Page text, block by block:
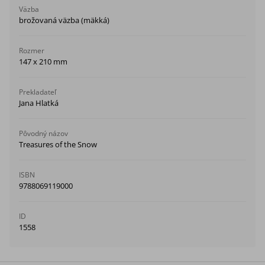
Väzba
brožovaná väzba (mäkká)
Rozmer
147 x 210 mm
Prekladateľ
Jana Hlatká
Pôvodný názov
Treasures of the Snow
ISBN
9788069119000
ID
1558